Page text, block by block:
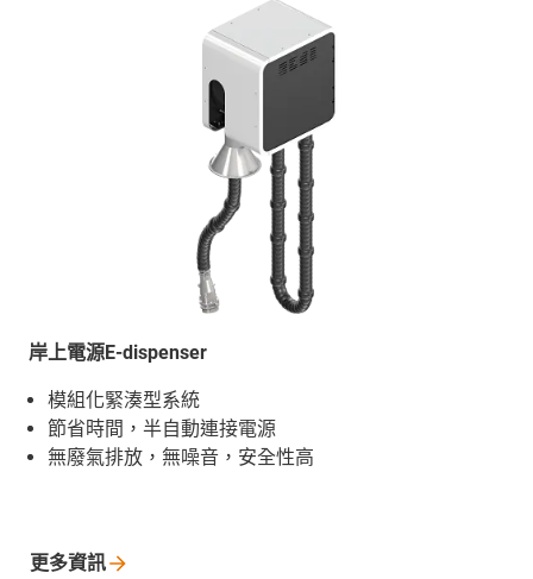
岸上電源E-dispenser
模組化緊湊型系統
節省時間，半自動連接電源
無廢氣排放，無噪音，安全性高
更多資訊